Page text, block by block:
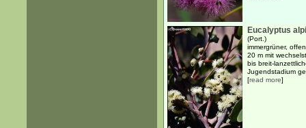
Eucalyptus
(Port.)
immergrüner,
20 m mit
bis breit-
Jugendstadium
[read more]